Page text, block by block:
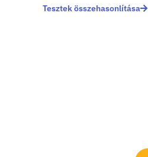
Tesztek összehasonlítása